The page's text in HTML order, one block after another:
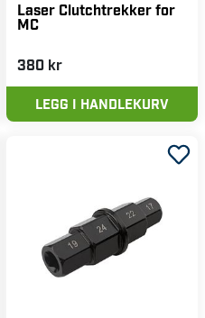
Laser Clutchtrekker for
MC
380 kr
LEGG I HANDLEKURV